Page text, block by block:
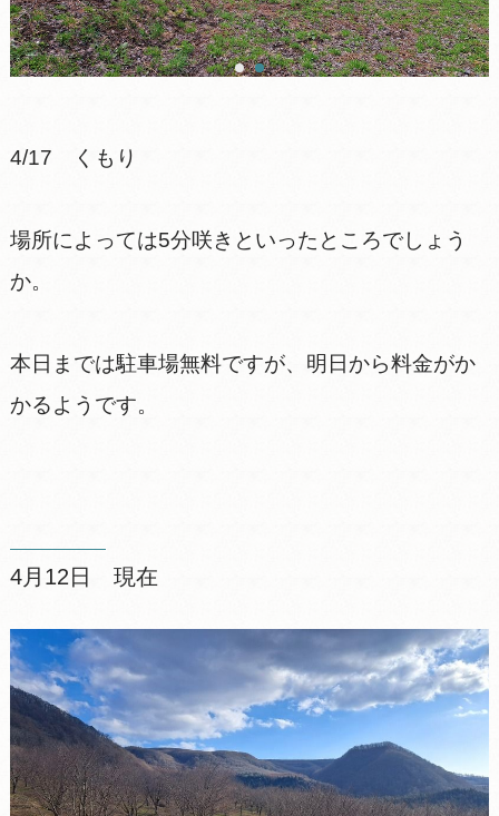
4/17 くもり
場所によっては5分咲きといったところでしょう
か。
本日までは駐車場無料ですが、明日から料金がか
かるようです。
4月12日 現在